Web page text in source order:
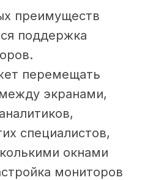
преимуществ
поддержка
перемещать
экранами,
специалистов,
окнами
мониторов